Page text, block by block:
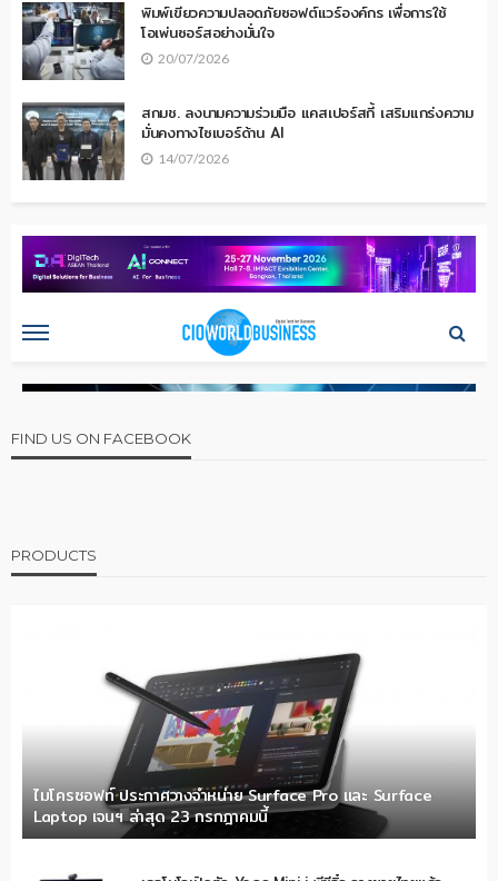
พิมพ์เขียวความปลอดภัยซอฟต์แวร์องค์กร เพื่อการใช้
โอเพ่นซอร์สอย่างมั่นใจ
20/07/2026
สกมช. ลงนามความร่วมมือ แคสเปอร์สกี้ เสริมแกร่งความ
มั่นคงทางไซเบอร์ด้าน AI
14/07/2026
FIND US ON FACEBOOK
PRODUCTS
ไมโครซอฟท์ ประกาศวางจำหน่าย Surface Pro และ Surface
Laptop เจนฯ ล่าสุด 23 กรกฎาคมนี้